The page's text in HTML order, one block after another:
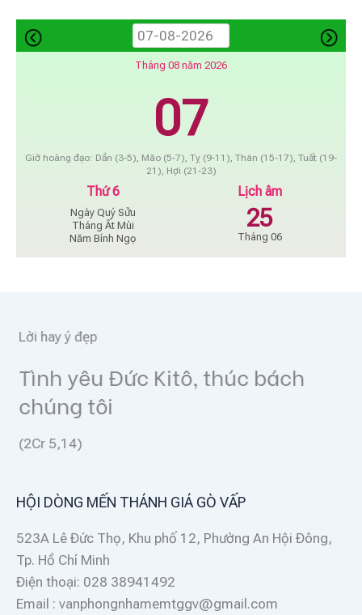
Tháng 08 năm 2026
07
Giờ hoàng đạo: Dần (3-5), Mão (5-7), Tỵ (9-11), Thân (15-17), Tuất (19-
21), Hợi (21-23)
Thứ 6
Ngày Quý Sửu
Tháng Ất Mùi
Năm Bính Ngọ
Lịch âm
25
Tháng 06
Lời hay ý đẹp
Tình yêu Đức Kitô, thúc bách
chúng tôi
(2Cr 5,14)
HỘI DÒNG MẾN THÁNH GIÁ GÒ VẤP
523A Lê Đức Thọ, Khu phố 12, Phường An Hội Đông,
Tp. Hồ Chí Minh
Điện thoại: 028 38941492
Email : vanphongnhamemtggv@gmail.com